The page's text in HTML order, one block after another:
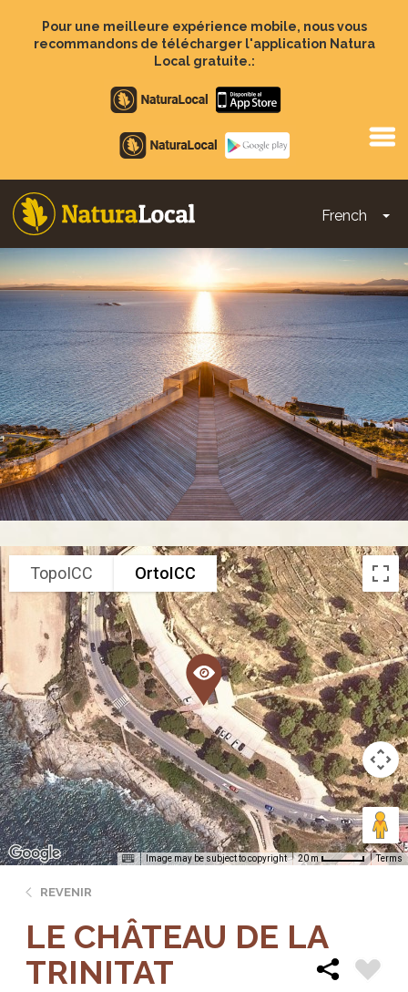
contenu
Pour une meilleure expérience mobile, nous vous
recommandons de télécharger l'application Natura
Local gratuite.:
Apple
store
Google
Play
French
Main
navigation
TopoICC OrtoICC
Image may be subject to copyright 20 m Terms
REVENIR
LE CHÂTEAU DE LA
TRINITAT